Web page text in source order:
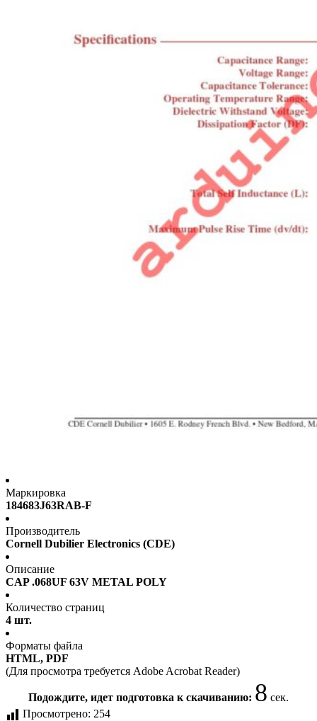
Маркировка
184683J63RAB-F
Производитель
Cornell Dubilier Electronics (CDE)
Описание
CAP .068UF 63V METAL POLY
Количество страниц
4 шт.
Форматы файла
HTML, PDF
(Для просмотра требуется Adobe Acrobat Reader)
Подождите, идет подготовка к скачиванию: 8 сек.
Просмотрено: 254